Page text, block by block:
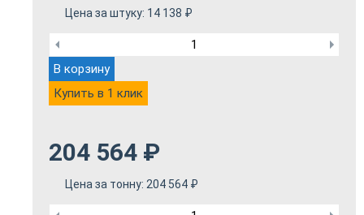
Цена за штуку: 14 138 ₽
В корзину
Купить в 1 клик
204 564 ₽
Цена за тонну: 204 564 ₽